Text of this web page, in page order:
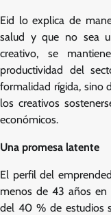
Eid lo explica de
salud y que no sea
creativo, se
productividad del
formalidad rígida, sino
los creativos
económicos.
Una promesa latente
El perfil del
menos de 43 años en
del 40 % de estudios